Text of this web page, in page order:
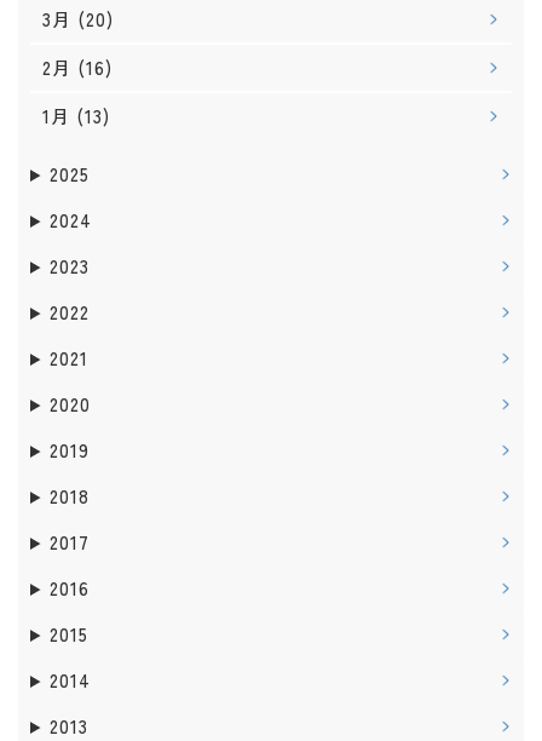
3月 (20)
2月 (16)
1月 (13)
2025
2024
2023
2022
2021
2020
2019
2018
2017
2016
2015
2014
2013